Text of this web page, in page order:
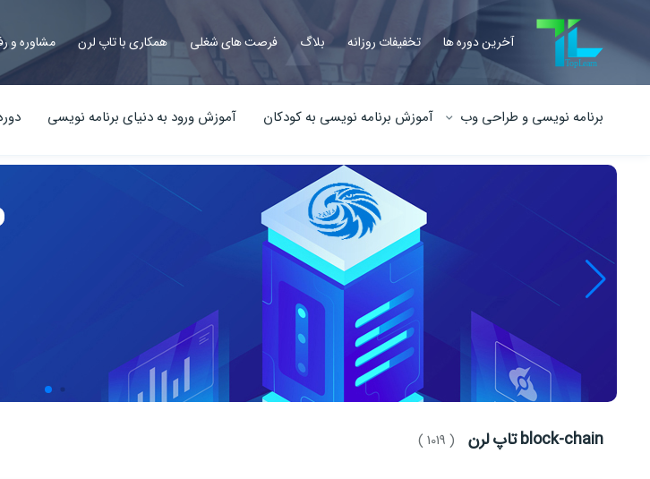
آخرین دوره ها تخفیفات روزانه بلاگ فرصت های شغلی همکاری با تاپ لرن مشاوره و
برنامه نویسی و طراحی وب آموزش برنامه نویسی به کودکان آموزش ورود به دنیای برنامه نویسی
block-chain تاپ لرن ( 1019 )